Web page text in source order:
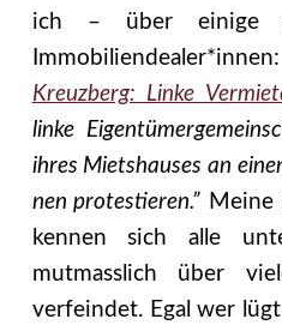
ich – über einige
Immobiliendealer*innen:
Kreuzberg: Linke
linke
ihres Mietshauses an
nen protestieren.” Meine
kennen sich alle
mutmasslich über
verfeindet. Egal wer